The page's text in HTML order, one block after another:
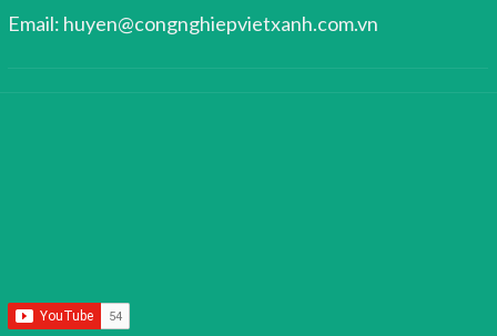
Email: huyen@congnghiepvietxanh.com.vn